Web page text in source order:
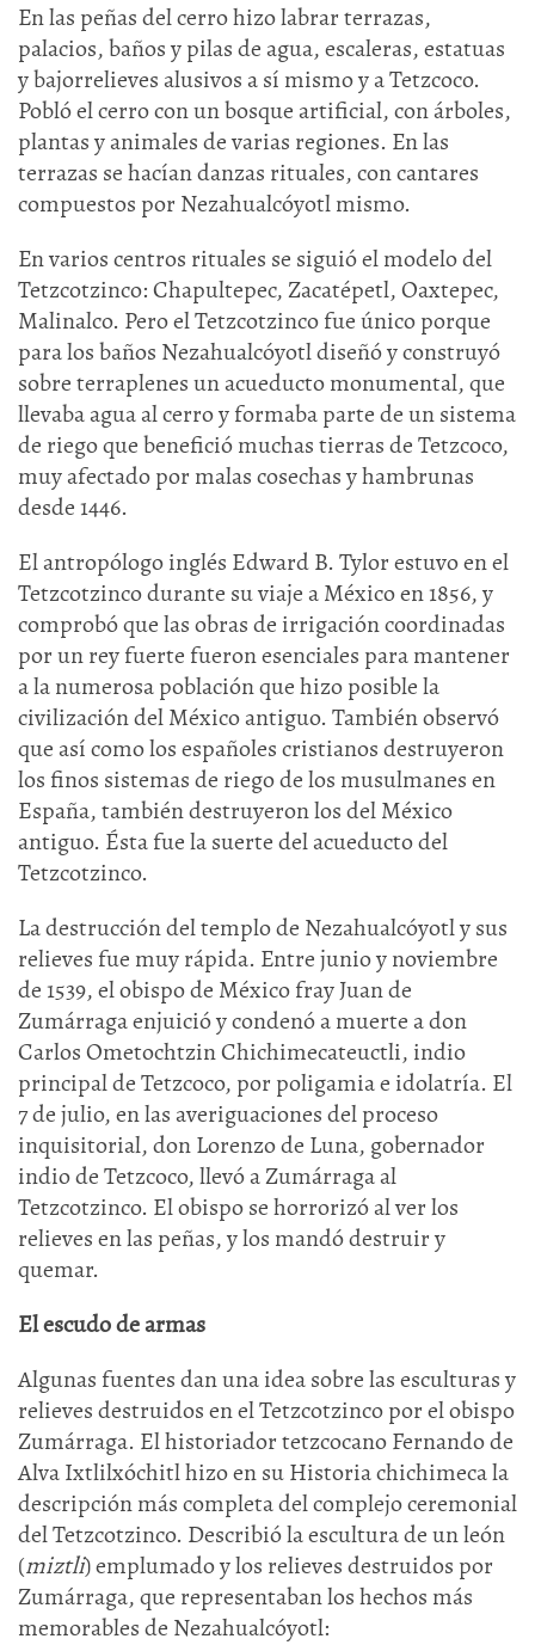
En las peñas del cerro hizo labrar terrazas,
palacios, baños y pilas de agua, escaleras, estatuas
y bajorrelieves alusivos a sí mismo y a Tetzcoco.
Pobló el cerro con un bosque artificial, con árboles,
plantas y animales de varias regiones. En las
terrazas se hacían danzas rituales, con cantares
compuestos por Nezahualcóyotl mismo.
En varios centros rituales se siguió el modelo del
Tetzcotzinco: Chapultepec, Zacatépetl, Oaxtepec,
Malinalco. Pero el Tetzcotzinco fue único porque
para los baños Nezahualcóyotl diseñó y construyó
sobre terraplenes un acueducto monumental, que
llevaba agua al cerro y formaba parte de un sistema
de riego que benefició muchas tierras de Tetzcoco,
muy afectado por malas cosechas y hambrunas
desde 1446.
El antropólogo inglés Edward B. Tylor estuvo en el
Tetzcotzinco durante su viaje a México en 1856, y
comprobó que las obras de irrigación coordinadas
por un rey fuerte fueron esenciales para mantener
a la numerosa población que hizo posible la
civilización del México antiguo. También observó
que así como los españoles cristianos destruyeron
los finos sistemas de riego de los musulmanes en
España, también destruyeron los del México
antiguo. Ésta fue la suerte del acueducto del
Tetzcotzinco.
La destrucción del templo de Nezahualcóyotl y sus
relieves fue muy rápida. Entre junio y noviembre
de 1539, el obispo de México fray Juan de
Zumárraga enjuició y condenó a muerte a don
Carlos Ometochtzin Chichimecateuctli, indio
principal de Tetzcoco, por poligamia e idolatría. El
7 de julio, en las averiguaciones del proceso
inquisitorial, don Lorenzo de Luna, gobernador
indio de Tetzcoco, llevó a Zumárraga al
Tetzcotzinco. El obispo se horrorizó al ver los
relieves en las peñas, y los mandó destruir y
quemar.
El escudo de armas
Algunas fuentes dan una idea sobre las esculturas y
relieves destruidos en el Tetzcotzinco por el obispo
Zumárraga. El historiador tetzcocano Fernando de
Alva Ixtlilxóchitl hizo en su Historia chichimeca la
descripción más completa del complejo ceremonial
del Tetzcotzinco. Describió la escultura de un león
(miztli) emplumado y los relieves destruidos por
Zumárraga, que representaban los hechos más
memorables de Nezahualcóyotl: